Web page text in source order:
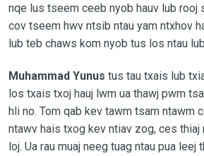
nqe lus tseem ceeb nyob hauv lub rooj
cov tseem hwv ntsib ntau yam ntxhov
lub teb chaws kom nyob tus los ntau
Muhammad Yunus tus tau txais lub
los txais txoj hauj lwm ua thawj pwm
hli no. Tom qab kev tawm tsam ntawm
ntawv hais txog kev ntiav zog, ces thiaj
loj. Ua rau muaj neeg tuag ntau pua leej